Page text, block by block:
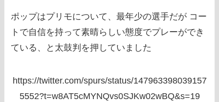
ポップはプリモについて、最年少の選手だが コー
トで自信を持って素晴らしい態度でプレーができ
ている、と太鼓判を押していました
https://twitter.com/spurs/status/147963398039157
5552?t=w8AT5cMYNQvs0SJKw02wBQ&s=19